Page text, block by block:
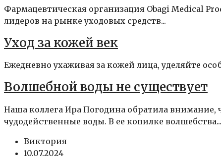
Фармацевтическая организация Obagi Medical
лидеров на рынке уходовых средств...
Уход за кожей век
Ежедневно ухаживая за кожей лица, уделяйте
Волшебной воды не существует
Наша коллега Ира Погодина обратила внимание,
чудодейственные воды. В ее копилке волшебства...
Виктория
10.07.2024